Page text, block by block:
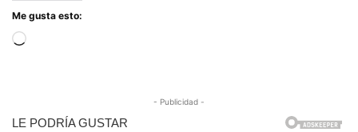
Me gusta esto:
Cargando...
- Publicidad -